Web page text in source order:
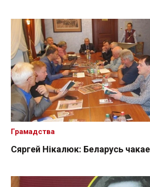
Сяргей Нікалюк: Беларусь
Грамадства